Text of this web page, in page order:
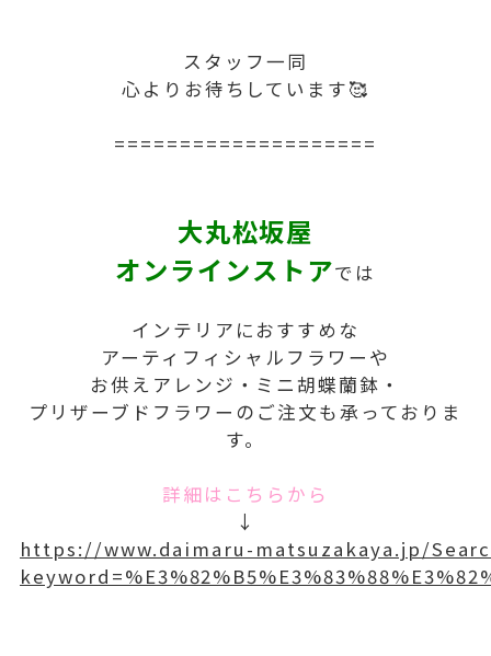
スタッフ一同
心よりお待ちしています🥰
====================
大丸松坂屋
オンラインストアでは
インテリアにおすすめな
アーティフィシャルフラワーや
お供えアレンジ・ミニ胡蝶蘭鉢・
プリザーブドフラワーのご注文も承っておりま
す。
詳細はこちらから
↓
https://www.daimaru-matsuzakaya.jp/